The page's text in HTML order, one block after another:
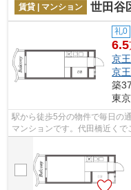
賃貸 | マンション 世田谷
礼0
6.5
京
京
築
東
駅から徒歩5分の物件で毎日の
マンションです。代田橋近くで